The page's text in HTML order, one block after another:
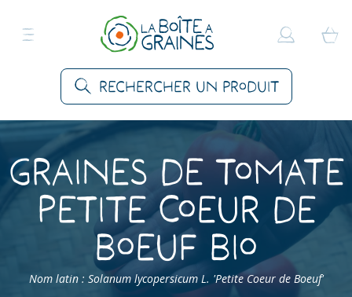
Rechercher un produit
Graines de Tomate
Petite Coeur de
Boeuf Bio
Nom latin : Solanum lycopersicum L. 'Petite Coeur de Boeuf'